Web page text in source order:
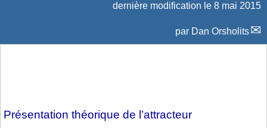
dernière modification le 8 mai 2015
par Dan Orsholits
Présentation théorique de l’attracteur